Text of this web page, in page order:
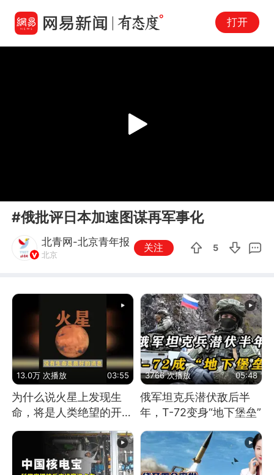
打开
Play
#俄批评日本加速图谋再军事化
北青网-北京青年报
北京
关注 5
13.0万 次播放 03:55
为什么说火星上发现生
命，将是人类绝望的开
始？
3766 次播放 05:48
俄军坦克兵潜伏敌后半
年，T-72变身“地下堡垒”